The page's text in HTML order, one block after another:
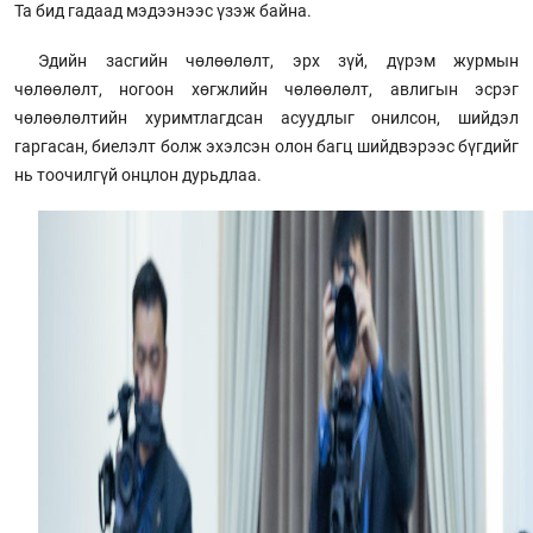
Та бид гадаад мэдээнээс үзэж байна.
Эдийн засгийн чөлөөлөлт, эрх зүй, дүрэм журмын
чөлөөлөлт, ногоон хөгжлийн чөлөөлөлт, авлигын эсрэг
чөлөөлөлтийн хуримтлагдсан асуудлыг онилсон, шийдэл
гаргасан, биелэлт болж эхэлсэн олон багц шийдвэрээс бүгдийг
нь тоочилгүй онцлон дурьдлаа.